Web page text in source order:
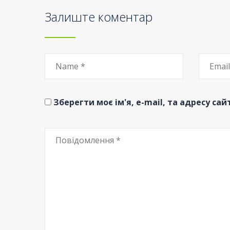
Залиште коментар
Зберегти моє ім'я, e-mail, та адресу